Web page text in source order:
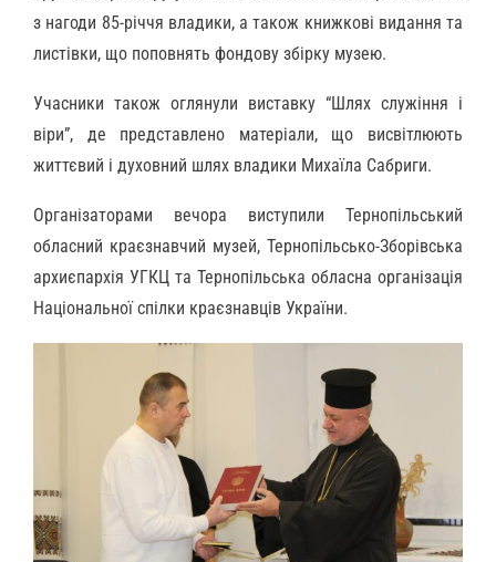
з нагоди 85-річчя владики, а також книжкові видання та
листівки, що поповнять фондову збірку музею.
Учасники також оглянули виставку “Шлях служіння і
віри”, де представлено матеріали, що висвітлюють
життєвий і духовний шлях владики Михаїла Сабриги.
Організаторами вечора виступили Тернопільський
обласний краєзнавчий музей, Тернопільсько-Зборівська
архиєпархія УГКЦ та Тернопільська обласна організація
Національної спілки краєзнавців України.